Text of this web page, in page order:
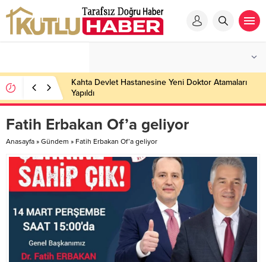
Kahta Devlet Hastanesine Yeni Doktor Atamaları
Yapıldı
Fatih Erbakan Of’a geliyor
Anasayfa » Gündem » Fatih Erbakan Of’a geliyor